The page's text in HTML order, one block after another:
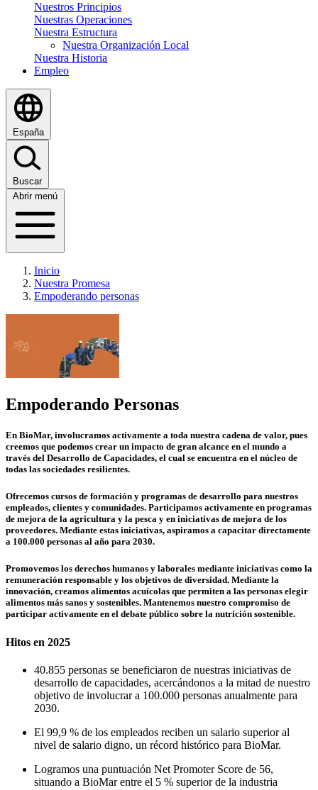
Nuestros Principios
Nuestras Operaciones
Nuestra Estructura
Nuestra Organización Local
Nuestra Historia
Empleo
España
Buscar
Abrir menú
Inicio
Nuestra Promesa
Empoderando personas
Empoderando Personas
En BioMar, involucramos activamente a toda nuestra cadena de valor, pues
creemos que podemos crear un impacto de gran alcance en el mundo a
través del Desarrollo de Capacidades, el cual se encuentra en el núcleo de
todas las sociedades resilientes.
Ofrecemos cursos de formación y programas de desarrollo para nuestros
empleados, clientes y comunidades. Participamos activamente en programas
de mejora de la agricultura y la pesca y en iniciativas de mejora de los
proveedores. Mediante estas iniciativas, aspiramos a capacitar directamente
a 100.000 personas al año para 2030.
Promovemos los derechos humanos y laborales mediante iniciativas como la
remuneración responsable y los objetivos de diversidad. Mediante la
innovación, creamos alimentos acuícolas que permiten a las personas elegir
alimentos más sanos y sostenibles. Mantenemos nuestro compromiso de
participar activamente en el debate público sobre la nutrición sostenible.
Hitos en 2025
40.855 personas se beneficiaron de nuestras iniciativas de
desarrollo de capacidades, acercándonos a la mitad de nuestro
objetivo de involucrar a 100.000 personas anualmente para
2030.
El 99,9 % de los empleados reciben un salario superior al
nivel de salario digno, un récord histórico para BioMar.
Logramos una puntuación Net Promoter Score de 56,
situando a BioMar entre el 5 % superior de la industria